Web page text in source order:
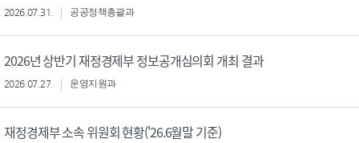
2026.07.31. 공공정책총괄과
2026년 상반기 재정경제부 정보공개심의회 개최 결과
2026.07.27. 운영지원과
재정경제부 소속 위원회 현황('26.6월말 기준)